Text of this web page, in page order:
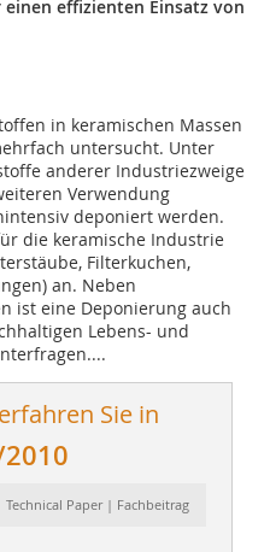
effizienten Einsatz von
in keramischen Massen
untersucht. Unter
anderer Industriezweige
Verwendung
deponiert werden.
die keramische Industrie
Filterkuchen,
an. Neben
ist eine Deponierung auch
Lebens- und
Sie in
Technical Paper | Fachbeitrag